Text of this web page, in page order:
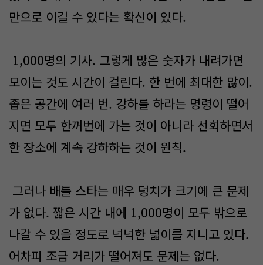
만으로 이길 수 있다는 확신이 있다.
1,000명의 기사. 그렇게 많은 숫자가 내려가면
모이는 것도 시간이 걸린다. 한 번에 최대한 많이.
좁은 공간에 여러 번. 강하를 하라는 명령이 떨어
지면 모두 한꺼번에 가는 것이 아니라 선회하면서
한 장소에 계속 강하하는 것이 원칙.
그러나 배틀 스타는 매우 덩치가 크기에 큰 문제
가 없다. 짧은 시간 내에 1,000명이 모두 밖으로
나갈 수 있을 정도로 넉넉한 넓이를 지니고 있다.
어차피 조금 거리가 떨어져도 문제는 없다.